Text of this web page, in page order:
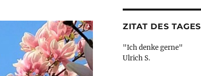
ZITAT DES TAGES
"Ich denke gerne"
Ulrich S.